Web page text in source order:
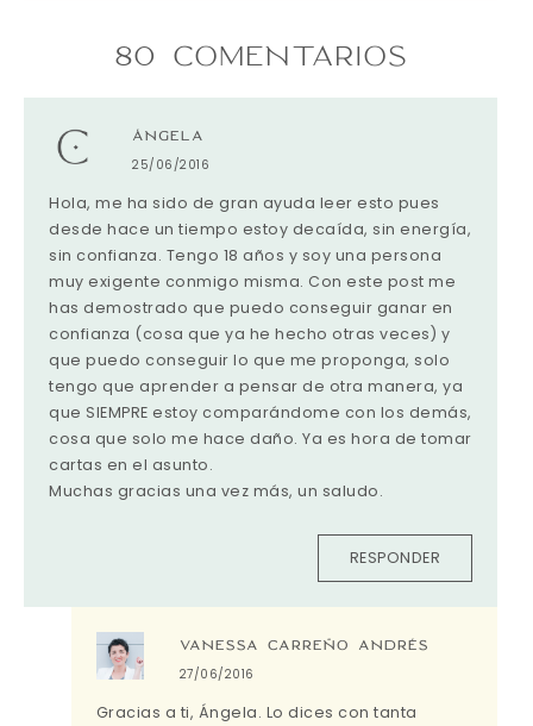
80 COMENTARIOS
ÁNGELA
25/06/2016
Hola, me ha sido de gran ayuda leer esto pues
desde hace un tiempo estoy decaída, sin energía,
sin confianza. Tengo 18 años y soy una persona
muy exigente conmigo misma. Con este post me
has demostrado que puedo conseguir ganar en
confianza (cosa que ya he hecho otras veces) y
que puedo conseguir lo que me proponga, solo
tengo que aprender a pensar de otra manera, ya
que SIEMPRE estoy comparándome con los demás,
cosa que solo me hace daño. Ya es hora de tomar
cartas en el asunto.
Muchas gracias una vez más, un saludo.
RESPONDER
VANESSA CARREÑO ANDRÉS
27/06/2016
Gracias a ti, Ángela. Lo dices con tanta